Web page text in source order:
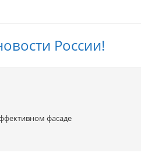
России!
фасаде